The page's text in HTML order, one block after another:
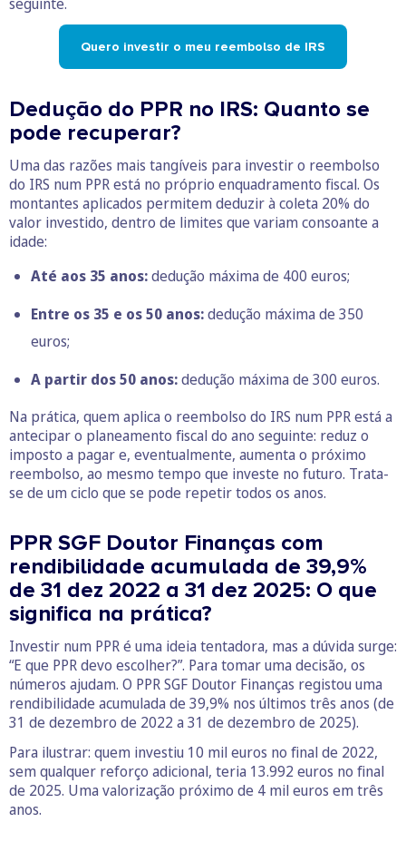
Quero investir o meu reembolso de IRS
Dedução do PPR no IRS: Quanto se
pode recuperar?
Uma das razões mais tangíveis para investir o reembolso
do IRS num PPR está no próprio enquadramento fiscal. Os
montantes aplicados permitem deduzir à coleta 20% do
valor investido, dentro de limites que variam consoante a
idade:
Até aos 35 anos:dedução máxima de 400 euros;
Entre os 35 e os 50 anos:dedução máxima de 350
euros;
A partir dos 50 anos:dedução máxima de 300 euros.
Na prática, quem aplica o reembolso do IRS num PPR está a
antecipar o planeamento fiscal do ano seguinte: reduz o
imposto a pagar e, eventualmente, aumenta o próximo
reembolso, ao mesmo tempo que investe no futuro. Trata-
se de um ciclo que se pode repetir todos os anos.
PPR SGF Doutor Finanças com
rendibilidade acumulada de 39,9%
de 31 dez 2022 a 31 dez 2025: O que
significa na prática?
Investir num PPR é uma ideia tentadora, mas a dúvida surge:
“E que PPR devo escolher?”. Para tomar uma decisão, os
números ajudam. O PPR SGF Doutor Finanças registou uma
rendibilidade acumulada de 39,9% nos últimos três anos (de
31 de dezembro de 2022 a 31 de dezembro de 2025).
Para ilustrar: quem investiu 10 mil euros no final de 2022,
sem qualquer reforço adicional, teria 13.992 euros no final
de 2025. Uma valorização próximo de 4 mil euros em três
anos.